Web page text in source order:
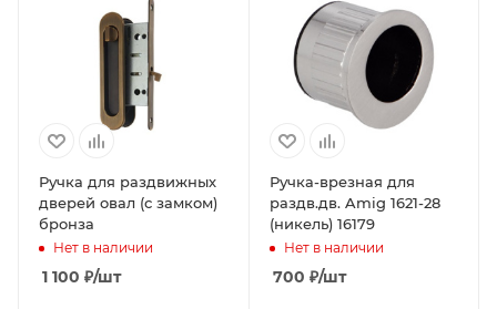
Ручка для раздвижных
дверей овал (с замком)
бронза
Нет в наличии
1 100 ₽/шт
Ручка-врезная для
раздв.дв. Amig 1621-28
(никель) 16179
Нет в наличии
700 ₽/шт